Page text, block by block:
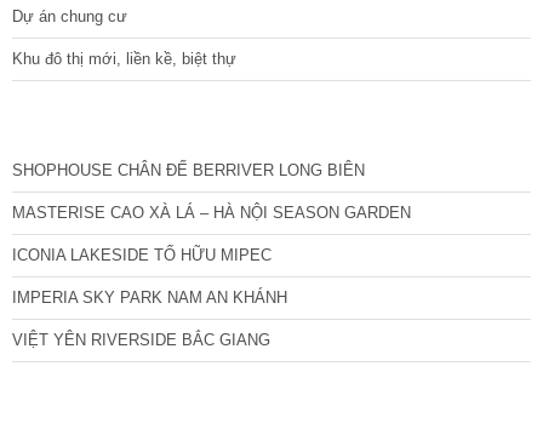
Dự án chung cư
Khu đô thị mới, liền kề, biệt thự
SHOPHOUSE CHÂN ĐẾ BERRIVER LONG BIÊN
MASTERISE CAO XÀ LÁ – HÀ NỘI SEASON GARDEN
ICONIA LAKESIDE TỐ HỮU MIPEC
IMPERIA SKY PARK NAM AN KHÁNH
VIỆT YÊN RIVERSIDE BẮC GIANG